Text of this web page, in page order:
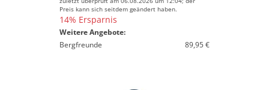
Preis kann sich seitdem geändert haben.
14% Ersparnis
Weitere Angebote:
Bergfreunde
89,95 €